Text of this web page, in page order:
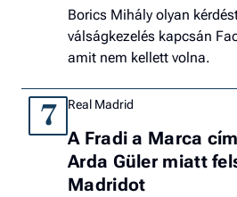
Borics Mihály olyan
válságkezelés kapcsán
amit nem kellett volna.
7 Real Madrid
A Fradi a Marca
Arda Güler miatt
Madridot